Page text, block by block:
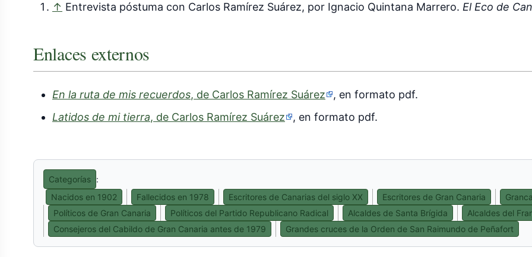
↑ Entrevista póstuma con Carlos Ramírez Suárez, por Ignacio Quintana Marrero. El Eco de
Enlaces externos
En la ruta de mis recuerdos, de Carlos Ramírez Suárez
, en formato pdf.
Latidos de mi tierra, de Carlos Ramírez Suárez , en formato pdf.
Categorías :
Nacidos en 1902
Fallecidos en 1978 Escritores de Canarias del siglo XX Escritores de Gran Canaria
Políticos de Gran Canaria
Políticos del Partido Republicano Radical Alcaldes de Santa Brígida
Alcaldes del
Consejeros del Cabildo de Gran Canaria antes de 1979
Grandes cruces de la Orden de San Raimundo de Peñafort